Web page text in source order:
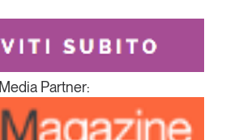
Media Partner: